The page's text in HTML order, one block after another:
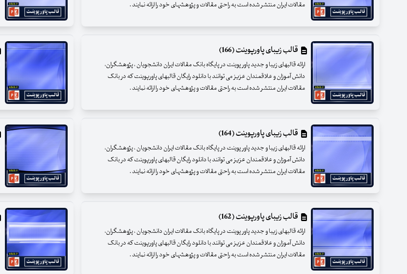
مقالات ایران منتشر شده است به راحتی مقالات و پژوهشهای خود را ارائه نمایند .
قالب زیبای پاورپوینت (166)
ارائه قالبهای زیبا و جدید پاور پوینت در پایگاه بانک مقالات ایران دانشجویان ، پژوهشگران،
دانش آموزان و علاقمندان عزیز می توانند با دانلود رایگان قالبهای پاورپوینت که در بانک
مقالات ایران منتشر شده است به راحتی مقالات و پژوهشهای خود را ارائه نمایند .
قالب زیبای پاورپوینت (164)
ارائه قالبهای زیبا و جدید پاور پوینت در پایگاه بانک مقالات ایران دانشجویان ، پژوهشگران،
دانش آموزان و علاقمندان عزیز می توانند با دانلود رایگان قالبهای پاورپوینت که در بانک
مقالات ایران منتشر شده است به راحتی مقالات و پژوهشهای خود را ارائه نمایند .
قالب زیبای پاورپوینت (162)
ارائه قالبهای زیبا و جدید پاور پوینت در پایگاه بانک مقالات ایران دانشجویان ، پژوهشگران،
دانش آموزان و علاقمندان عزیز می توانند با دانلود رایگان قالبهای پاورپوینت که در بانک
مقالات ایران منتشر شده است به راحتی مقالات و پژوهشهای خود را ارائه نمایند .